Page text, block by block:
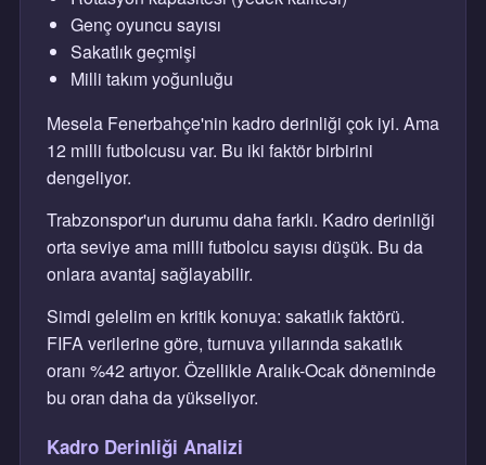
Genç oyuncu sayısı
Sakatlık geçmişi
Milli takım yoğunluğu
Mesela Fenerbahçe'nin kadro derinliği çok iyi. Ama
12 milli futbolcusu var. Bu iki faktör birbirini
dengeliyor.
Trabzonspor'un durumu daha farklı. Kadro derinliği
orta seviye ama milli futbolcu sayısı düşük. Bu da
onlara avantaj sağlayabilir.
Simdi gelelim en kritik konuya: sakatlık faktörü.
FIFA verilerine göre, turnuva yıllarında sakatlık
oranı %42 artıyor. Özellikle Aralık-Ocak döneminde
bu oran daha da yükseliyor.
Kadro Derinliği Analizi